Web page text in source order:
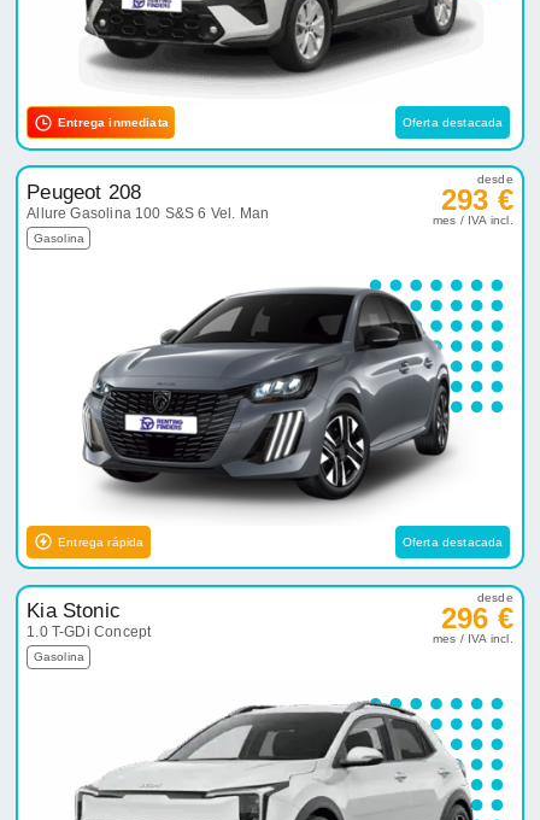
Entrega inmediata Oferta destacada
Peugeot 208
Allure Gasolina 100 S&S 6 Vel. Man
Gasolina
desde
293 €
mes / IVA incl.
Entrega rápida Oferta destacada
Kia Stonic
1.0 T-GDi Concept
Gasolina
desde
296 €
mes / IVA incl.